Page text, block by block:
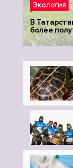
Экология
В
более